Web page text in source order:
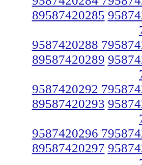
89587420285
9587420288
89587420289
9587420292
89587420293
9587420296
89587420297